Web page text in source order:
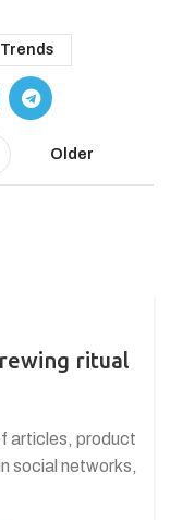
Trends
Older
ritual
articles, product
social networks,